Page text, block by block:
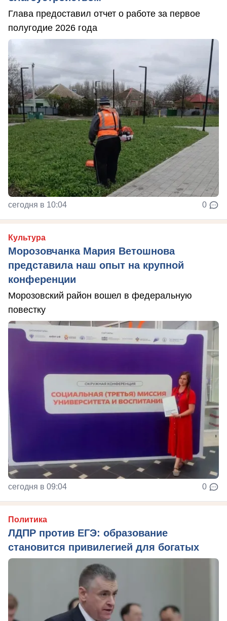
Глава предоставил отчет о работе за первое
полугодие 2026 года
сегодня в 10:04 0
Культура
Морозовчанка Мария Ветошнова
представила наш опыт на крупной
конференции
Морозовский район вошел в федеральную
повестку
сегодня в 09:04 0
Политика
ЛДПР против ЕГЭ: образование
становится привилегией для богатых